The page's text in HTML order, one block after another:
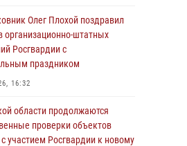
Олег Плохой поздравил
организационно-штатных
Росгвардии с
праздником
16:32
области продолжаются
проверки объектов
участием Росгвардии к новому